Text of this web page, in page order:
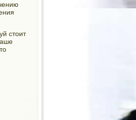
стоит